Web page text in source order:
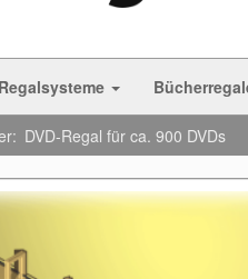
Regalsysteme
DVD-Regal für ca. 900 DVDs